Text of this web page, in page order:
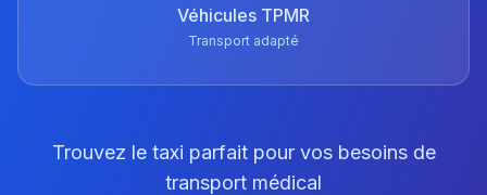
Véhicules TPMR
Transport adapté
Trouvez le taxi parfait pour vos besoins de
transport médical